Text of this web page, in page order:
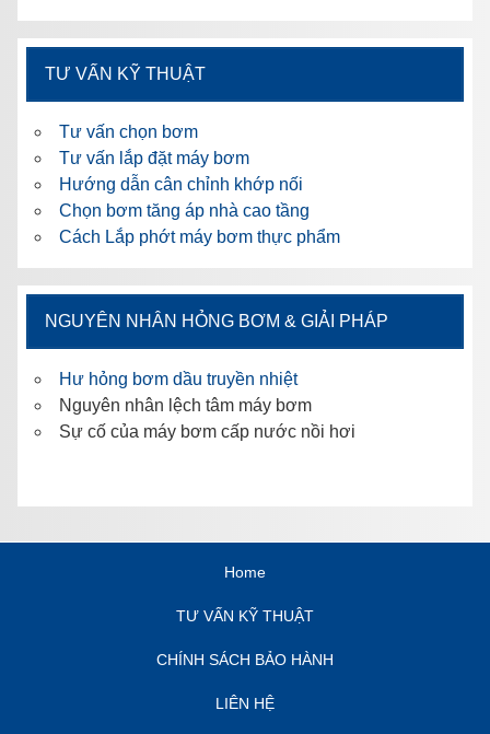
TƯ VẤN KỸ THUẬT
Tư vấn chọn bơm
Tư vấn lắp đặt máy bơm
Hướng dẫn cân chỉnh khớp nối
Chọn bơm tăng áp nhà cao tầng
Cách Lắp phớt máy bơm thực phẩm
NGUYÊN NHÂN HỎNG BƠM & GIẢI PHÁP
Hư hỏng bơm dầu truyền nhiệt
Nguyên nhân lệch tâm máy bơm
Sự cố của máy bơm cấp nước nồi hơi
Home
TƯ VẤN KỸ THUẬT
CHÍNH SÁCH BẢO HÀNH
LIÊN HỆ